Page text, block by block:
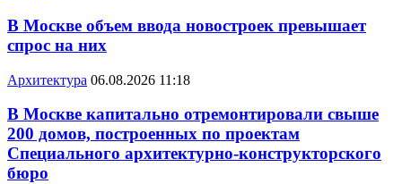
В Москве объем ввода новостроек превышает
спрос на них
Архитектура 06.08.2026 11:18
В Москве капитально отремонтировали свыше
200 домов, построенных по проектам
Специального архитектурно-конструкторского
бюро